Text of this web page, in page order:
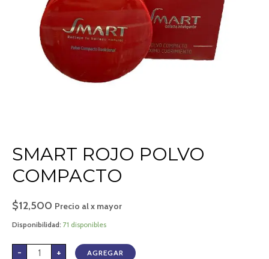
SMART ROJO POLVO
COMPACTO
$12,500 Precio al x mayor
Disponibilidad: 71 disponibles
- + AGREGAR